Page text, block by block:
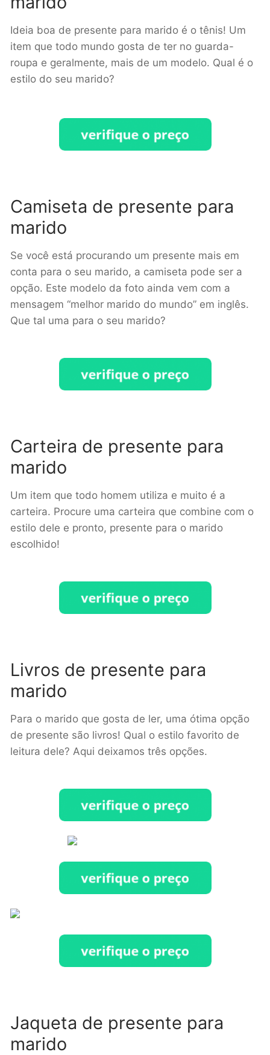
Ideia boa de presente para marido é o tênis! Um
item que todo mundo gosta de ter no guarda-
roupa e geralmente, mais de um modelo. Qual é o
estilo do seu marido?
Camiseta de presente para
marido
Se você está procurando um presente mais em
conta para o seu marido, a camiseta pode ser a
opção. Este modelo da foto ainda vem com a
mensagem “melhor marido do mundo” em inglês.
Que tal uma para o seu marido?
Carteira de presente para
marido
Um item que todo homem utiliza e muito é a
carteira. Procure uma carteira que combine com o
estilo dele e pronto, presente para o marido
escolhido!
Livros de presente para
marido
Para o marido que gosta de ler, uma ótima opção
de presente são livros! Qual o estilo favorito de
leitura dele? Aqui deixamos três opções.
Jaqueta de presente para
marido